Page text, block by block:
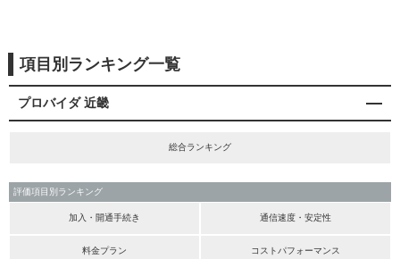
項目別ランキング一覧
プロバイダ 近畿
総合ランキング
評価項目別ランキング
加入・開通手続き 通信速度・安定性
料金プラン コストパフォーマンス